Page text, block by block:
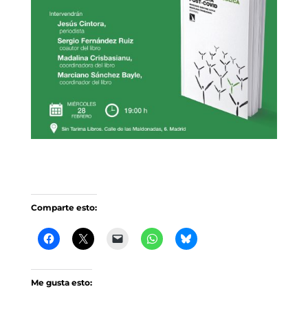
Comparte esto:
Me gusta esto: